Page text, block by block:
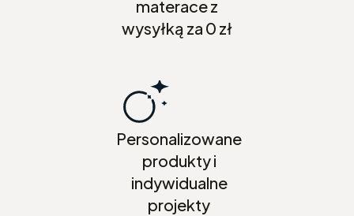
materace z
wysyłką za 0 zł
Personalizowane
produkty i
indywidualne
projekty